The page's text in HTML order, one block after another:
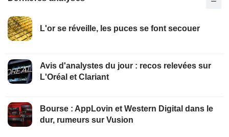
L'or se réveille, les puces se font secouer
Avis d'analystes du jour : recos relevées sur
L'Oréal et Clariant
Bourse : AppLovin et Western Digital dans le
dur, rumeurs sur Vusion